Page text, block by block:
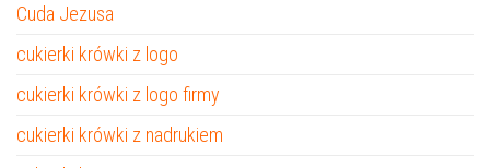
Cuda Jezusa
cukierki krówki z logo
cukierki krówki z logo firmy
cukierki krówki z nadrukiem